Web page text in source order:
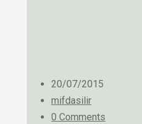
20/07/2015
mifdasilir
0 Comments